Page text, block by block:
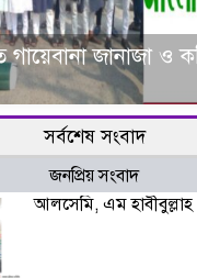
জানাজা ও
সর্বশেষ সংবাদ
জনপ্রিয় সংবাদ
আলসেমি, এম হাবীবুল্লাহ